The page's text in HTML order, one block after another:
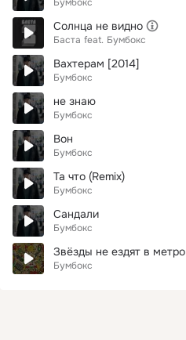
Солнца не видно
Баста feat. Бумбокс
Вахтерам [2014]
Бумбокс
не знаю
Бумбокс
Вон
Бумбокс
Та что (Remix)
Бумбокс
Сандали
Бумбокс
Звёзды не ездят в метро
Бумбокс